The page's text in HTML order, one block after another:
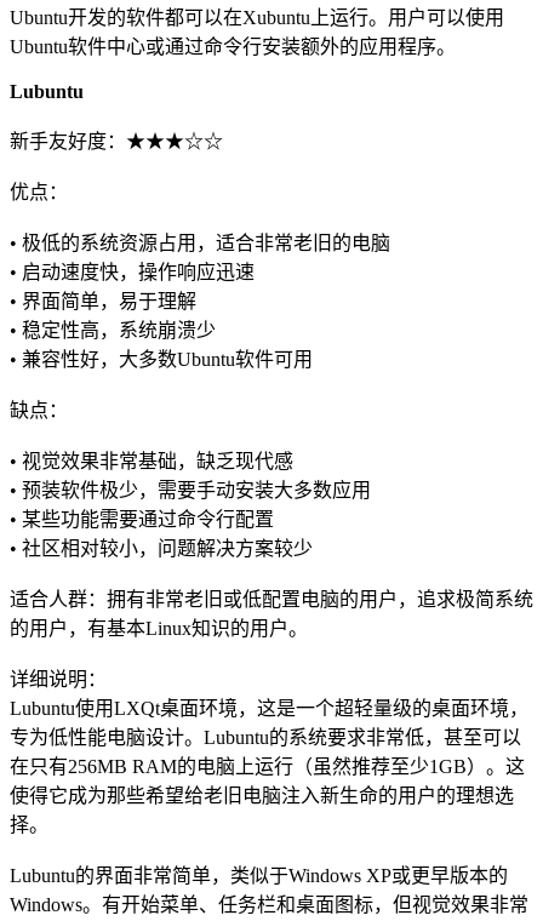
Ubuntu开发的软件都可以在Xubuntu上运行。用户可以使用
Ubuntu软件中心或通过命令行安装额外的应用程序。
Lubuntu
新手友好度：★★★☆☆
优点：
• 极低的系统资源占用，适合非常老旧的电脑
• 启动速度快，操作响应迅速
• 界面简单，易于理解
• 稳定性高，系统崩溃少
• 兼容性好，大多数Ubuntu软件可用
缺点：
• 视觉效果非常基础，缺乏现代感
• 预装软件极少，需要手动安装大多数应用
• 某些功能需要通过命令行配置
• 社区相对较小，问题解决方案较少
适合人群：拥有非常老旧或低配置电脑的用户，追求极简系统
的用户，有基本Linux知识的用户。
详细说明：
Lubuntu使用LXQt桌面环境，这是一个超轻量级的桌面环境，
专为低性能电脑设计。Lubuntu的系统要求非常低，甚至可以
在只有256MB RAM的电脑上运行（虽然推荐至少1GB）。这
使得它成为那些希望给老旧电脑注入新生命的用户的理想选
择。
Lubuntu的界面非常简单，类似于Windows XP或更早版本的
Windows。有开始菜单、任务栏和桌面图标，但视觉效果非常